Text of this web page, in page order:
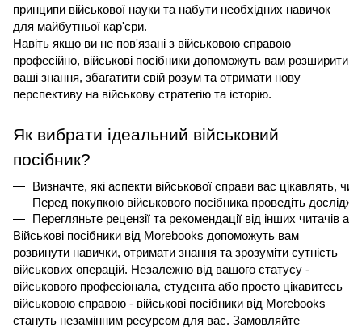
принципи військової науки та набути необхідних навичок
для майбутньої кар'єри.
Навіть якщо ви не пов'язані з військовою справою
професійно, військові посібники допоможуть вам розширити
ваші знання, збагатити свій розум та отримати нову
перспективу на військову стратегію та історію.
Як вибрати ідеальний військовий
посібник?
Визначте, які аспекти військової справи вас цікавлять,
Перед покупкою військового посібника проведіть
Перегляньте рецензії та рекомендації від інших читачів
Військові посібники від Morebooks допоможуть вам
розвинути навички, отримати знання та зрозуміти сутність
військових операцій. Незалежно від вашого статусу -
військового професіонала, студента або просто цікавитесь
військовою справою - військові посібники від Morebooks
стануть незамінним ресурсом для вас. Замовляйте